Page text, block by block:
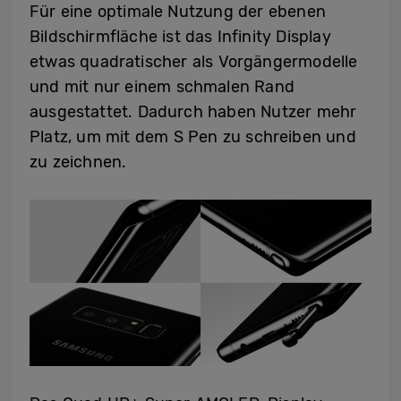
Für eine optimale Nutzung der ebenen
Bildschirmfläche ist das Infinity Display
etwas quadratischer als Vorgängermodelle
und mit nur einem schmalen Rand
ausgestattet. Dadurch haben Nutzer mehr
Platz, um mit dem S Pen zu schreiben und
zu zeichnen.